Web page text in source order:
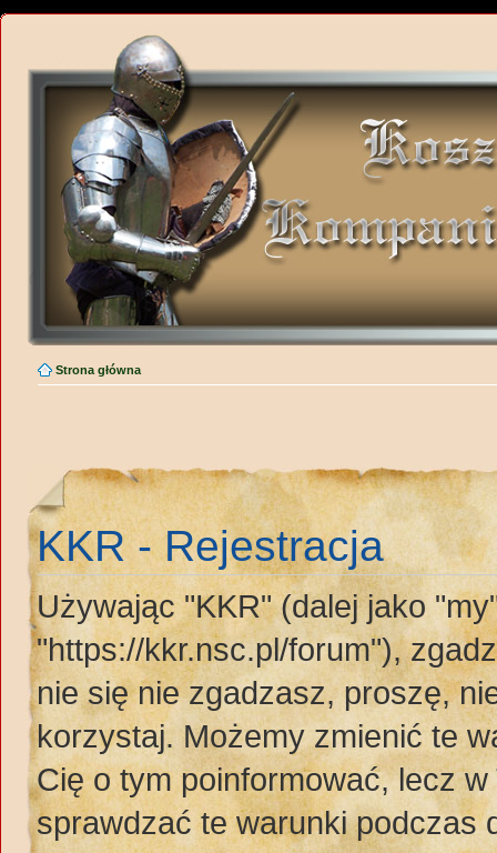
Strona główna
KKR - Rejestracja
Używając "KKR" (dalej jako
"https://kkr.nsc.pl/forum"),
nie się nie zgadzasz, proszę,
korzystaj. Możemy zmienić te
Cię o tym poinformować, lecz
sprawdzać te warunki podczas